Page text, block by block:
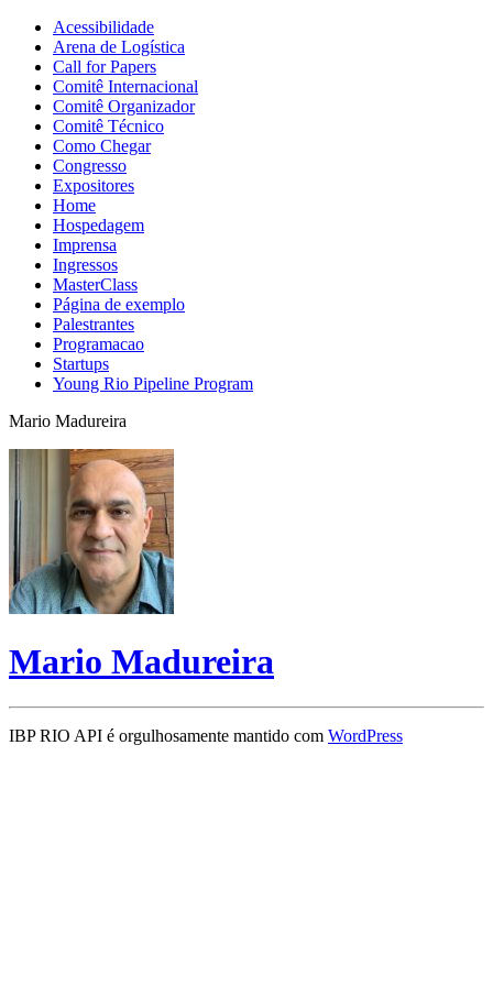
Acessibilidade
Arena de Logística
Call for Papers
Comitê Internacional
Comitê Organizador
Comitê Técnico
Como Chegar
Congresso
Expositores
Home
Hospedagem
Imprensa
Ingressos
MasterClass
Página de exemplo
Palestrantes
Programacao
Startups
Young Rio Pipeline Program
Mario Madureira
Mario Madureira
IBP RIO API é orgulhosamente mantido com WordPress